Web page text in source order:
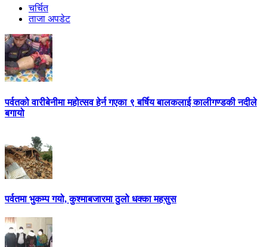
चर्चित
ताजा अपडेट
पर्वतको वारीबेनीमा महोत्सव हेर्न गएका ९ बर्षिय बालकलाई कालीगण्डकी नदीले
बगायो
पर्वतमा भुकम्प गयो, कुश्माबजारमा ठुलो धक्का महसुस